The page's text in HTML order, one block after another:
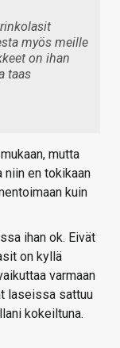
myös meille
on ihan
taas
mutta
en tokikaan
kuin
ihan ok. Eivät
on kyllä
varmaan
laseissa sattuu
kokeiltuna.